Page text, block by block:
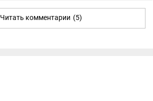
Читать комментарии (5)